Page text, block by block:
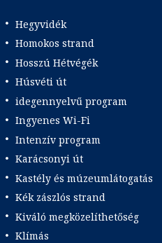
Hegyvidék
Homokos strand
Hosszú Hétvégék
Húsvéti út
idegennyelvű program
Ingyenes Wi-Fi
Intenzív program
Karácsonyi út
Kastély és múzeumlátogatás
Kék zászlós strand
Kiváló megközelíthetőség
Klímás